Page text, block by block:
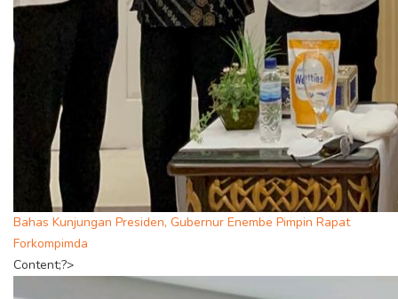
Bahas Kunjungan Presiden, Gubernur Enembe Pimpin Rapat
Forkompimda
Content;?>